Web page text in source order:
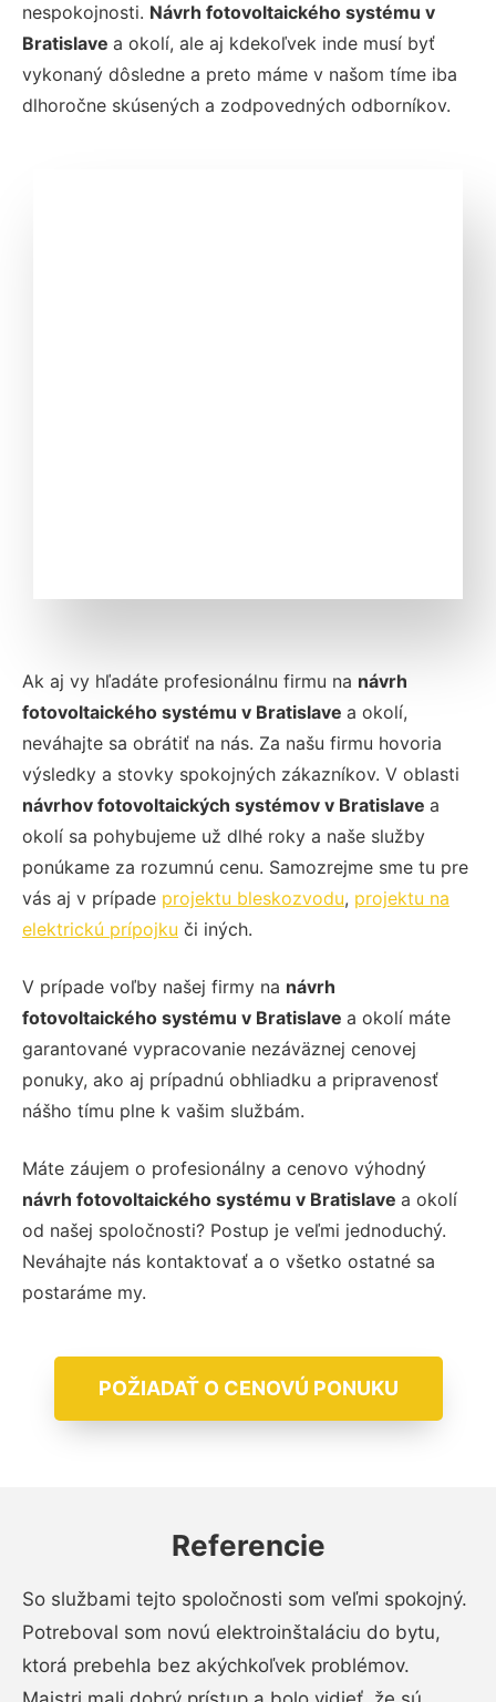
nespokojnosti. Návrh fotovoltaického systému v
Bratislave a okolí, ale aj kdekoľvek inde musí byť
vykonaný dôsledne a preto máme v našom tíme iba
dlhoročne skúsených a zodpovedných odborníkov.
Ak aj vy hľadáte profesionálnu firmu na návrh
fotovoltaického systému v Bratislave a okolí,
neváhajte sa obrátiť na nás. Za našu firmu hovoria
výsledky a stovky spokojných zákazníkov. V oblasti
návrhov fotovoltaických systémov v Bratislave a
okolí sa pohybujeme už dlhé roky a naše služby
ponúkame za rozumnú cenu. Samozrejme sme tu pre
vás aj v prípade projektu bleskozvodu, projektu na
elektrickú prípojku či iných.
V prípade voľby našej firmy na návrh
fotovoltaického systému v Bratislave a okolí máte
garantované vypracovanie nezáväznej cenovej
ponuky, ako aj prípadnú obhliadku a pripravenosť
nášho tímu plne k vašim službám.
Máte záujem o profesionálny a cenovo výhodný
návrh fotovoltaického systému v Bratislave a okolí
od našej spoločnosti? Postup je veľmi jednoduchý.
Neváhajte nás kontaktovať a o všetko ostatné sa
postaráme my.
POŽIADAŤ O CENOVÚ PONUKU
Referencie
So službami tejto spoločnosti som veľmi spokojný.
Potreboval som novú elektroinštaláciu do bytu,
ktorá prebehla bez akýchkoľvek problémov.